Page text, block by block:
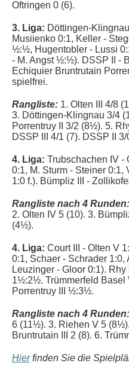
Oftringen 0 (6).
3. Liga: Döttingen-
Musiienko 0:1, Keller -
½:½, Hugentobler - Lussi
- M. Angst ½:½). DSSP II -
Echiquier Bruntrutain
spielfrei.
Rangliste: 1. Olten III 4/8
3. Döttingen-Klingnau 3/4
Porrentruy II 3/2 (8½). 5.
DSSP III 4/1 (7). DSSP II
4. Liga: Trubschachen IV -
0:1, M. Sturm - Steiner 0:1,
1:0 f.). Bümpliz III -
Rangliste nach 4 Runden:
2. Olten IV 5 (10). 3.
(4½).
4. Liga: Court III - Olten V
0:1, Schaer - Schrader
Leuzinger - Gloor 0:1). Rhy
1½:2½. Trümmerfeld Basel
Porrentruy III ½:3½.
Rangliste nach 4 Runden:
6 (11½). 3. Riehen V 5
Bruntrutain III 2 (8). 6.
Hierfinden Sie die